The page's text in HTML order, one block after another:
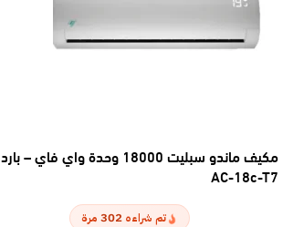
مكيف ماندو سبليت 18000 وحدة واي فاي – بارد
AC-18c-T7
تم شراءه 302 مرة